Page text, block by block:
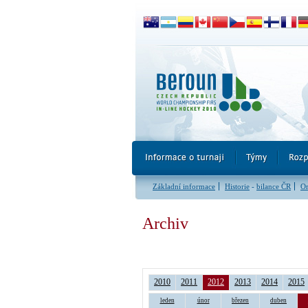
Základní informace Historie - bilance ČR
Archiv
2010 2011 2012 2013 2014 2015
leden únor březen duben